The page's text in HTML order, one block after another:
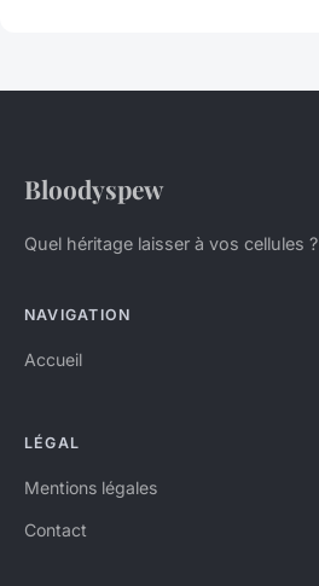
Bloodyspew
Quel héritage laisser à vos cellules ?
NAVIGATION
Accueil
LÉGAL
Mentions légales
Contact